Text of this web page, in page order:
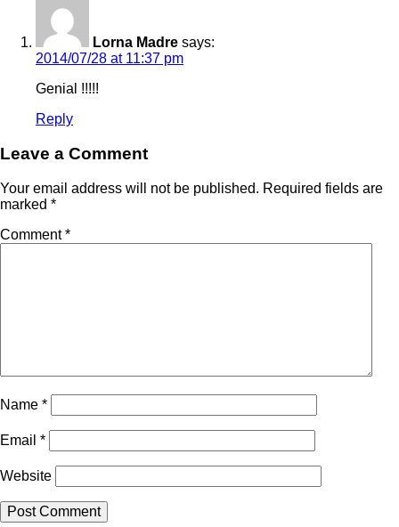
Lorna Madre says:
2014/07/28 at 11:37 pm
Genial !!!!!
Reply
Leave a Comment
Your email address will not be published. Required fields are
marked *
Comment*
Name *
Email *
Website